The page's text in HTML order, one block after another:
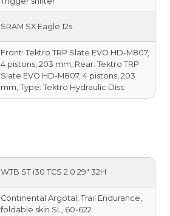
SRAM SX Eagle 12s
Front: Tektro TRP Slate EVO HD-M807,
4 pistons, 203 mm, Rear: Tektro TRP
Slate EVO HD-M807, 4 pistons, 203
mm, Type: Tektro Hydraulic Disc
WTB ST i30 TCS 2.0 29″ 32H
Continental Argotal, Trail Endurance,
foldable skin SL, 60-622